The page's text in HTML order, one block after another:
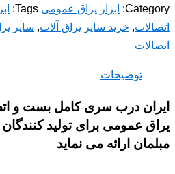
Category: ابزار یراق عمومی Tags:
اتصالات, خرید سایر یراق آلات, سایر
اتصالات
توضیحات
ایران درب سری کامل بست و
یراق عمومی برای تولید
مبلمان ارائه می نماید